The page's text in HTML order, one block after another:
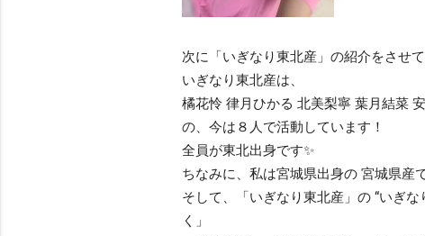
次に「いぎなり東北産」の紹介をさせ
いぎなり東北産は、
橘花怜 律月ひかる 北美梨寧 葉月結菜
の、今は８人で活動しています！
全員が東北出身です✨
ちなみに、私は宮城県出身の 宮城県産
そして、「いぎなり東北産」の “いぎ
く」